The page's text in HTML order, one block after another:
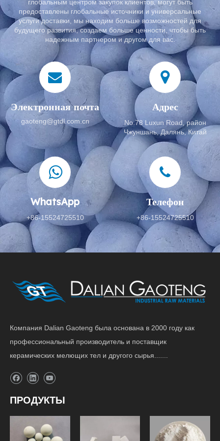
глобальным центром закупок клиентов, могут быть
предоставлены глобальные источники и универсальные
услуги доставки, мы находим больше возможностей для
будущего развития, создаем больше ценности, чтобы быть
надежным партнером и другом для вас.
Электронная почта
gaoteng@gtdl.com.cn
Адрес
No.78 Luxun Road, район
Чжуншань, Далянь, Китай
WhatsApp
+86-15524725510
Телефон
+86-15524725510
Компания Dalian Gaoteng была основана в 2000 году как
профессиональный производитель и поставщик
керамических мелющих тел и другого сырья.......
ПРОДУКТЫ
Футеровка